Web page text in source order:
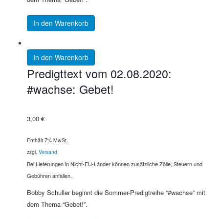
In den Warenkorb
In den Warenkorb
Predigttext vom 02.08.2020:
#wachse: Gebet!
3,00 €
Enthält 7% MwSt.
zzgl. Versand
Bei Lieferungen in Nicht-EU-Länder können zusätzliche Zölle, Steuern und
Gebühren anfallen.
Bobby Schuller beginnt die Sommer-Predigtreihe “#wachse” mit
dem Thema “Gebet!”.